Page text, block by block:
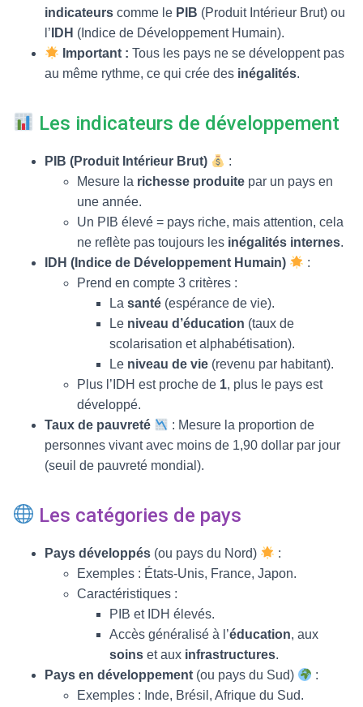
indicateurs comme le PIB (Produit Intérieur Brut) ou
l’ IDH (Indice de Développement Humain).
Important : Tous les pays ne se développent pas
au même rythme, ce qui crée des inégalités.
Les indicateurs de développement
PIB (Produit Intérieur Brut)
:
Mesure la richesse produite par un pays en
une année.
Un PIB élevé = pays riche, mais attention, cela
ne reflète pas toujours les inégalités internes.
IDH (Indice de Développement Humain)
:
Prend en compte 3 critères :
La santé (espérance de vie).
Le niveau d’éducation (taux de
scolarisation et alphabétisation).
Le niveau de vie (revenu par habitant).
Plus l’IDH est proche de 1, plus le pays est
développé.
Taux de pauvreté
: Mesure la proportion de
personnes vivant avec moins de 1,90 dollar par jour
(seuil de pauvreté mondial).
Les catégories de pays
Pays développés (ou pays du Nord)
:
Exemples : États-Unis, France, Japon.
Caractéristiques :
PIB et IDH élevés.
Accès généralisé à l’éducation, aux
soins et aux infrastructures.
Pays en développement (ou pays du Sud)
:
Exemples : Inde, Brésil, Afrique du Sud.